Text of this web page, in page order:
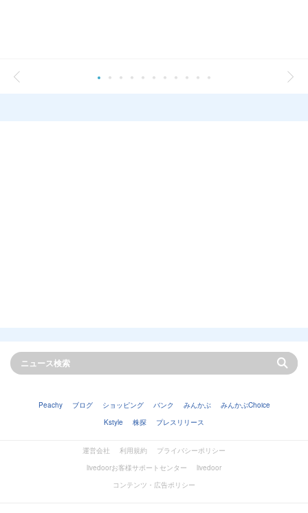
Peachy ブログ ショッピング バンク みんかぶ
みんかぶChoice
Kstyle
株探 プレスリリース
運営会社 利用規約
プライバシーポリシー
livedoorお客様サポートセンター
livedoor
コンテンツ・広告ポリシー